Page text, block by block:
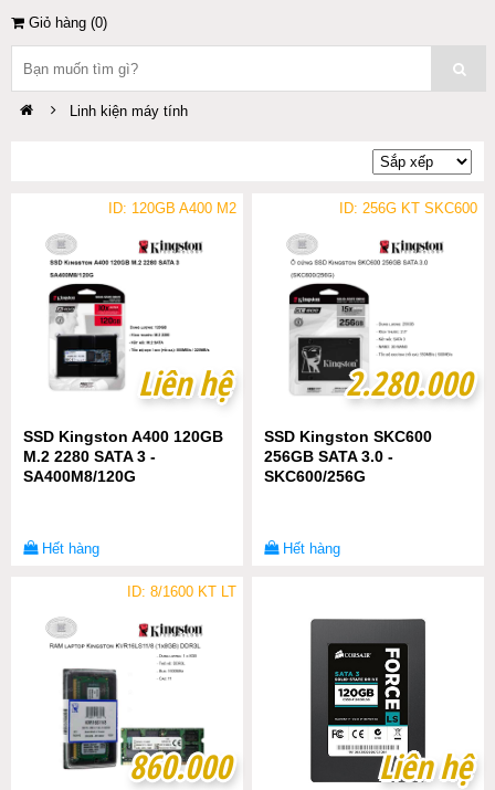
Giỏ hàng (0)
Linh kiện máy tính
ID: 120GB A400 M2
Liên hệ
Liên hệ
SSD Kingston A400 120GB
M.2 2280 SATA 3 -
SA400M8/120G
Hết hàng
ID: 256G KT SKC600
2.280.000
2.280.000
SSD Kingston SKC600
256GB SATA 3.0 -
SKC600/256G
Hết hàng
ID: 8/1600 KT LT
860.000
860.000 Liên hệ
Liên hệ